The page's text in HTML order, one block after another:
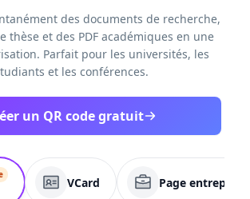
des documents de recherche,
thèse et des PDF académiques en une
Parfait pour les universités, les
et les conférences.
un QR code gratuit
VCard Page entreprise